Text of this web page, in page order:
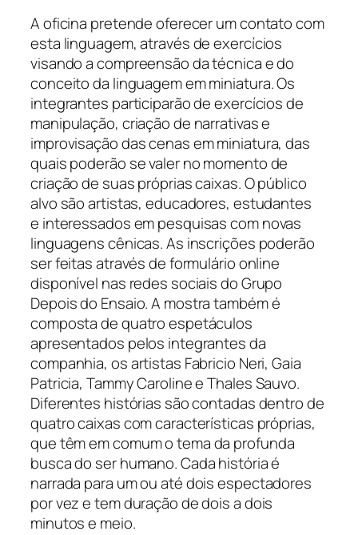
A oficina pretende oferecer um contato com
esta linguagem, através de exercícios
visando a compreensão da técnica e do
conceito da linguagem em miniatura. Os
integrantes participarão de exercícios de
manipulação, criação de narrativas e
improvisação das cenas em miniatura, das
quais poderão se valer no momento de
criação de suas próprias caixas. O público
alvo são artistas, educadores, estudantes
e interessados em pesquisas com novas
linguagens cênicas. As inscrições poderão
ser feitas através de formulário online
disponível nas redes sociais do Grupo
Depois do Ensaio. A mostra também é
composta de quatro espetáculos
apresentados pelos integrantes da
companhia, os artistas Fabricio Neri, Gaia
Patricia, Tammy Caroline e Thales Sauvo.
Diferentes histórias são contadas dentro de
quatro caixas com características próprias,
que têm em comum o tema da profunda
busca do ser humano. Cada história é
narrada para um ou até dois espectadores
por vez e tem duração de dois a dois
minutos e meio.